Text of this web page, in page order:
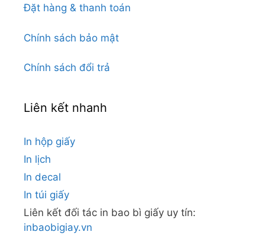
Đặt hàng & thanh toán
Chính sách bảo mật
Chính sách đổi trả
Liên kết nhanh
In hộp giấy
In lịch
In decal
In túi giấy
Liên kết đối tác in bao bì giấy uy tín:
inbaobigiay.vn